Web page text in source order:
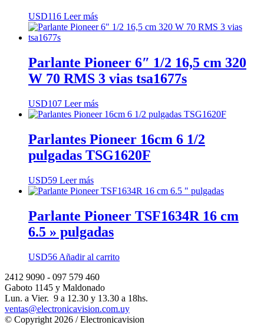
USD116 Leer más
Parlante Pioneer 6″ 1/2 16,5 cm 320
W 70 RMS 3 vias tsa1677s
USD107 Leer más
Parlantes Pioneer 16cm 6 1/2
pulgadas TSG1620F
USD59 Leer más
Parlante Pioneer TSF1634R 16 cm
6.5 » pulgadas
USD56 Añadir al carrito
2412 9090 - 097 579 460
Gaboto 1145 y Maldonado
Lun. a Vier. 9 a 12.30 y 13.30 a 18hs.
ventas@electronicavision.com.uy
© Copyright 2026 / Electronicavision